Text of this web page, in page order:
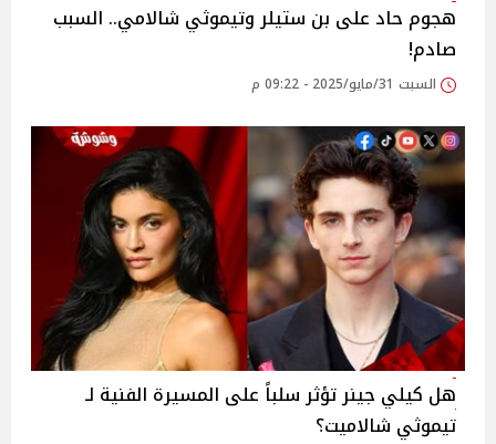
هجوم حاد على بن ستيلر وتيموثي شالامي.. السبب
صادم!
السبت 31/مايو/2025 - 09:22 م
هل كيلي جينر تؤثر سلباً على المسيرة الفنية لـ
تيموثي شالاميت؟